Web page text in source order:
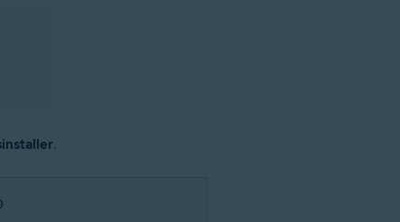
.